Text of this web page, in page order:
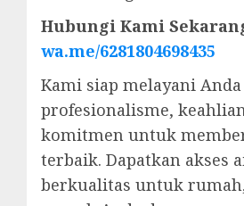
Hubungi Kami
wa.me/6281804698435
Kami siap melayani
profesionalisme,
komitmen untuk
terbaik. Dapatkan akses
berkualitas untuk